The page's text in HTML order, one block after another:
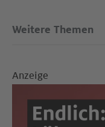
Weitere Themen
Anzeige